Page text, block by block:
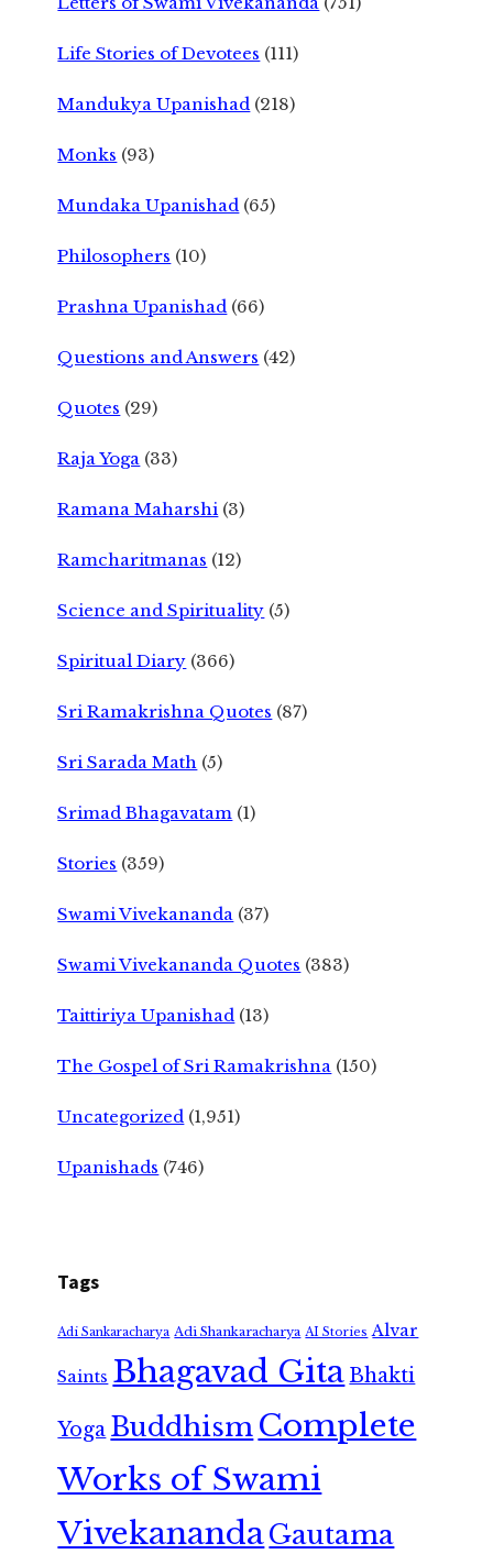
Life Stories of Devotees (111)
Mandukya Upanishad (218)
Monks (93)
Mundaka Upanishad (65)
Philosophers (10)
Prashna Upanishad (66)
Questions and Answers (42)
Quotes (29)
Raja Yoga (33)
Ramana Maharshi (3)
Ramcharitmanas (12)
Science and Spirituality (5)
Spiritual Diary (366)
Sri Ramakrishna Quotes (87)
Sri Sarada Math (5)
Srimad Bhagavatam (1)
Stories (359)
Swami Vivekananda (37)
Swami Vivekananda Quotes (383)
Taittiriya Upanishad (13)
The Gospel of Sri Ramakrishna (150)
Uncategorized (1,951)
Upanishads (746)
Tags
Adi Sankaracharya Adi Shankaracharya AI Stories Alvar
Saints Bhagavad GitaBhakti
Yoga Buddhism Complete
Works of Swami
VivekanandaGautama